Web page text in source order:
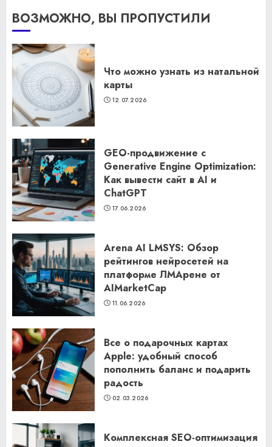
ВОЗМОЖНО, ВЫ ПРОПУСТИЛИ
Что можно узнать из натальной
карты
12.07.2026
GEO-продвижение с
Generative Engine Optimization:
Как вывести сайт в AI и
ChatGPT
17.06.2026
Arena AI LMSYS: Обзор
рейтингов нейросетей на
платформе ЛМАрене от
AIMarketCap
11.06.2026
Все о подарочных картах
Apple: удобный способ
пополнить баланс и подарить
радость
02.03.2026
Комплексная SEO-оптимизация